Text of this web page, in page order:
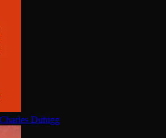
Charles Duhigg